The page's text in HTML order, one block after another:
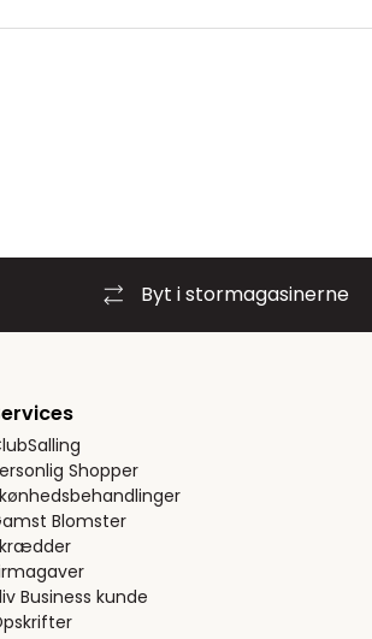
Byt i stormagasinerne
Shopper
Blomster
Business kunde